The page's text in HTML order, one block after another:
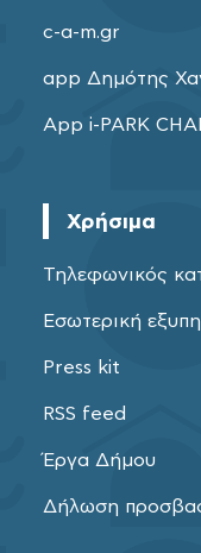
c-a-m.gr
app Δημότης
App i-PARK
Χρήσιμα
Τηλεφωνικός
Εσωτερική
Press kit
RSS feed
Έργα Δήμου
Δήλωση